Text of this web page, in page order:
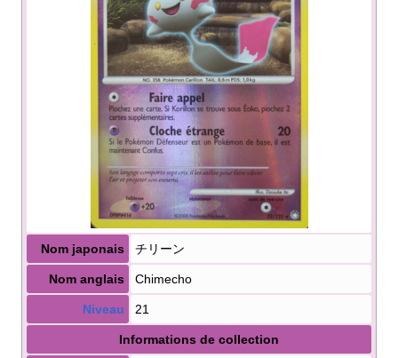
Nom japonais チリーン
Nom anglais Chimecho
Niveau 21
Informations de collection